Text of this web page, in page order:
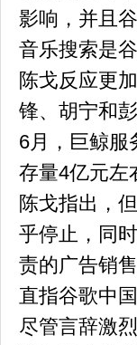
影响，并且
音乐搜索是
陈戈反应更
锋、胡宁和
6月，巨鲸服
存量4亿元左
陈戈指出，
乎停止，同
责的广告销
直指谷歌中
尽管言辞激